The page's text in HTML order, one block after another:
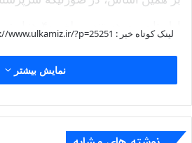
هزار تومان به‌ازای هر نفر به حساب
همچنین چنانچه سرپرستان خانوار
استفاده نکرده باشند رقم کامل
لینک کوتاه خبر : www.ulkamiz.ir/?p=25251
نمایش بیشتر